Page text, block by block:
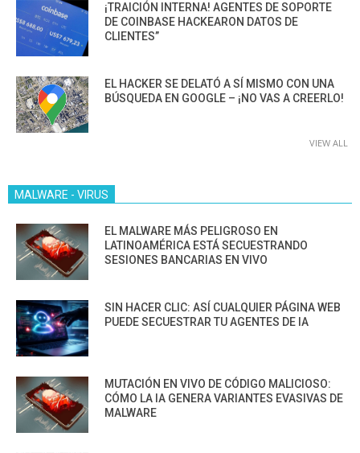
¡TRAICIÓN INTERNA! AGENTES DE SOPORTE
DE COINBASE HACKEARON DATOS DE
CLIENTES”
EL HACKER SE DELATÓ A SÍ MISMO CON UNA
BÚSQUEDA EN GOOGLE – ¡NO VAS A CREERLO!
VIEW ALL
MALWARE - VIRUS
EL MALWARE MÁS PELIGROSO EN
LATINOAMÉRICA ESTÁ SECUESTRANDO
SESIONES BANCARIAS EN VIVO
SIN HACER CLIC: ASÍ CUALQUIER PÁGINA WEB
PUEDE SECUESTRAR TU AGENTES DE IA
MUTACIÓN EN VIVO DE CÓDIGO MALICIOSO:
CÓMO LA IA GENERA VARIANTES EVASIVAS DE
MALWARE